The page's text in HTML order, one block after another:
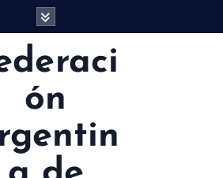
ón